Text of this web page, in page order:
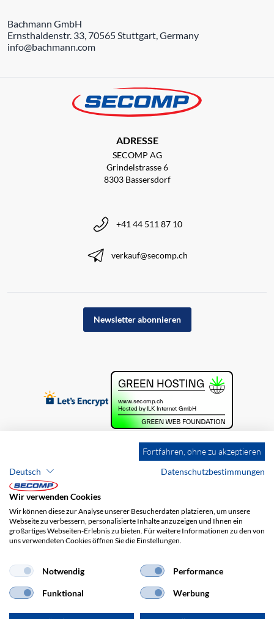
Bachmann GmbH
Ernsthaldenstr. 33, 70565 Stuttgart, Germany
info@bachmann.com
ADRESSE
SECOMP AG
Grindelstrasse 6
8303 Bassersdorf
+41 44 511 87 10
verkauf@secomp.ch
Newsletter abonnieren
Brands Impressum
AGB
Haftungsausschluss
Versandkosten
Fortfahren, ohne zu akzeptieren
Deutsch
Datenschutzbestimmungen
Wir verwenden Cookies
Wir können diese zur Analyse unserer Besucherdaten platzieren, um unsere
Webseite zu verbessern, personalisierte Inhalte anzuzeigen und Ihnen ein
großartiges Webseiten-Erlebnis zu bieten. Für weitere Informationen zu den von
uns verwendeten Cookies öffnen Sie die Einstellungen.
Notwendig Performance
Funktional Werbung